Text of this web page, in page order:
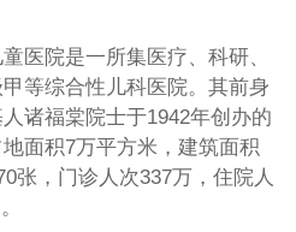
医院是一所集医疗、科研、
等综合性儿科医院。其前身
诸福棠院士于1942年创办的
面积7万平方米，建筑面积
张，门诊人次337万，住院人